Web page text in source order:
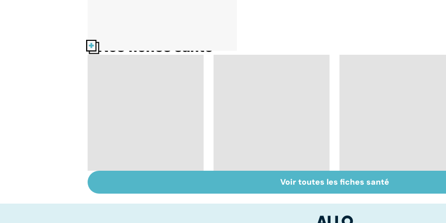
Nos fiches santé
pulmonaire
Tout savoir sur les
infections
Inflammation des
amygdales : que faire
Voir toutes les fiches santé